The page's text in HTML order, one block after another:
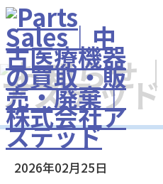
2026年02月25日